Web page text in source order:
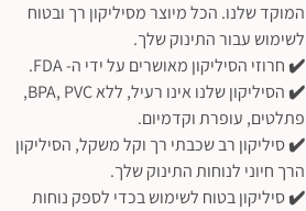
המוקד שלנו. הכל מיוצר מסיליקון רך ובטוח
לשימוש עבור התינוק שלך.
✔️ חרוזי הסיליקון מאושרים על ידי ה- FDA.
✔️ הסיליקון שלנו אינו רעיל, ללא BPA, PVC,
פתלטים, עופרת וקדמיום.
✔️ סיליקון רב שכבתי רך וקל משקל, הסיליקון
הרך חיוני לנוחות התינוק שלך.
✔️ סיליקון בטוח לשימוש בכדי לספק נוחות